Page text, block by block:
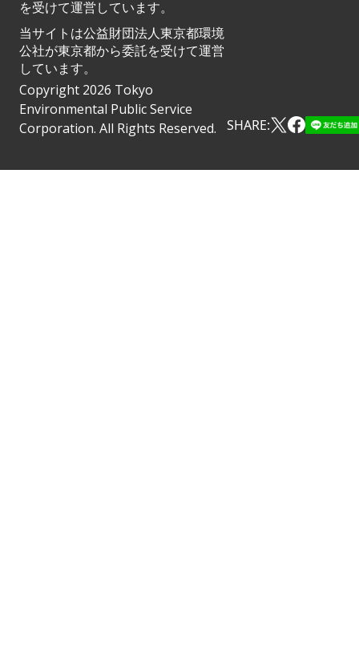
を受けて運営しています。
当サイトは公益財団法人東京都環境
公社が東京都から委託を受けて運営
しています。
Copyright 2026 Tokyo
Environmental Public Service
Corporation. All Rights Reserved.
SHARE: